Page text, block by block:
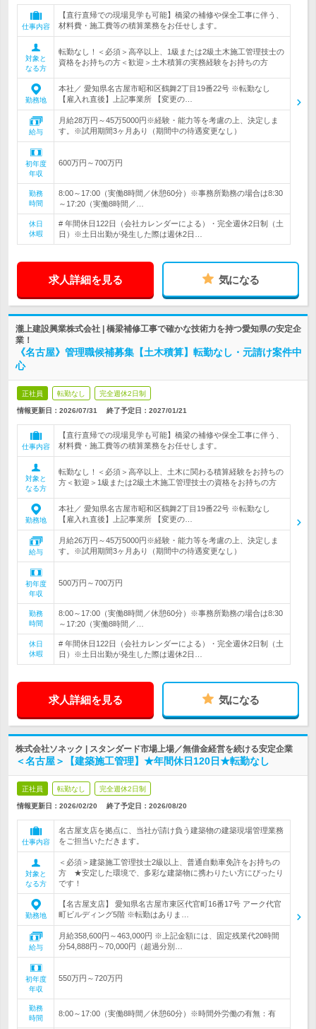
仕事内容
【直行直帰での現場見学も可能】橋梁の補修や保全工事に伴う、
材料費・施工費等の積算業務をお任せします。
対象と
なる方
転勤なし！＜必須＞高卒以上、1級または2級土木施工管理技士の
資格をお持ちの方＜歓迎＞土木積算の実務経験をお持ちの方
勤務地
本社／ 愛知県名古屋市昭和区鶴舞2丁目19番22号 ※転勤なし
【雇入れ直後】上記事業所 【変更の…
給与
月給28万円～45万5000円※経験・能力等を考慮の上、決定しま
す。※試用期間3ヶ月あり（期間中の待遇変更なし）
初年度
年収
600万円～700万円
勤務
時間
8:00～17:00（実働8時間／休憩60分）※事務所勤務の場合は8:30
～17:20（実働8時間／…
休日
休暇
# 年間休日122日（会社カレンダーによる）・完全週休2日制（土
日）※土日出勤が発生した際は週休2日…
求人詳細を見る 気になる
瀧上建設興業株式会社 | 橋梁補修工事で確かな技術力を持つ愛知県の安定企
業！
《名古屋》管理職候補募集【土木積算】転勤なし・元請け案件中
心
正社員 転勤なし 完全週休2日制
情報更新日：2026/07/31 終了予定日： 2027/01/21
仕事内容
【直行直帰での現場見学も可能】橋梁の補修や保全工事に伴う、
材料費・施工費等の積算業務をお任せします。
対象と
なる方
転勤なし！＜必須＞高卒以上、土木に関わる積算経験をお持ちの
方＜歓迎＞1級または2級土木施工管理技士の資格をお持ちの方
勤務地
本社／ 愛知県名古屋市昭和区鶴舞2丁目19番22号 ※転勤なし
【雇入れ直後】上記事業所 【変更の…
給与
月給26万円～45万5000円※経験・能力等を考慮の上、決定しま
す。※試用期間3ヶ月あり（期間中の待遇変更なし）
初年度
年収
500万円～700万円
勤務
時間
8:00～17:00（実働8時間／休憩60分）※事務所勤務の場合は8:30
～17:20（実働8時間／…
休日
休暇
# 年間休日122日（会社カレンダーによる）・完全週休2日制（土
日）※土日出勤が発生した際は週休2日…
求人詳細を見る 気になる
株式会社ソネック | スタンダード市場上場／無借金経営を続ける安定企業
＜名古屋＞【建築施工管理】★年間休日120日★転勤なし
正社員 転勤なし 完全週休2日制
情報更新日：2026/02/20 終了予定日： 2026/08/20
仕事内容
名古屋支店を拠点に、当社が請け負う建築物の建築現場管理業務
をご担当いただきます。
対象と
なる方
＜必須＞建築施工管理技士2級以上、普通自動車免許をお持ちの
方 ★安定した環境で、多彩な建築物に携わりたい方にぴったり
です！
勤務地
【名古屋支店】 愛知県名古屋市東区代官町16番17号 アーク代官
町ビルディング5階 ※転勤はありま…
給与
月給358,600円～463,000円 ※上記金額には、固定残業代20時間
分54,888円～70,000円（超過分別…
初年度
年収
550万円～720万円
勤務
時間
8:00～17:00（実働8時間／休憩60分）※時間外労働の有無：有